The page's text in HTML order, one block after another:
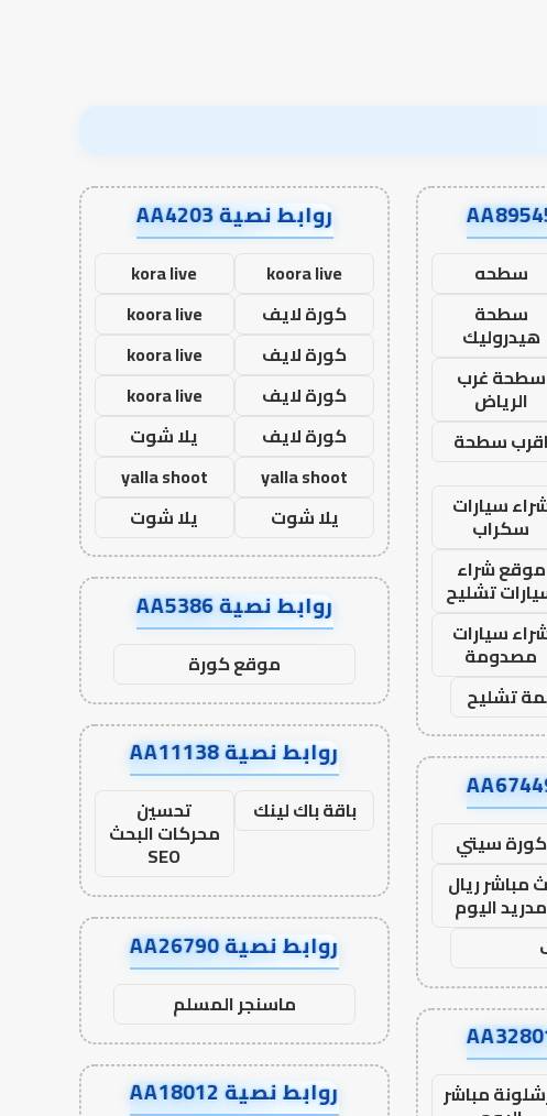
سطحه
سطحة
هيدروليك
سطحة غرب
الرياض
اقرب سطحة
سيارات
سكراب
موقع شراء
تشليح
سيارات
مصدومة
تشليح
كورة سيتي
مباشر ريال
مدريد اليوم
مباشر
روابط نصية AA4203
koora live
kora live
كورة لايف
koora live
كورة لايف
koora live
كورة لايف
koora live
كورة لايف
يلا شوت
yalla shoot
yalla shoot
يلا شوت
يلا شوت
روابط نصية AA5386
موقع كورة
روابط نصية AA11138
باقة باك لينك تحسين
محركات البحث
SEO
روابط نصية AA26790
ماسنجر المسلم
روابط نصية AA18012